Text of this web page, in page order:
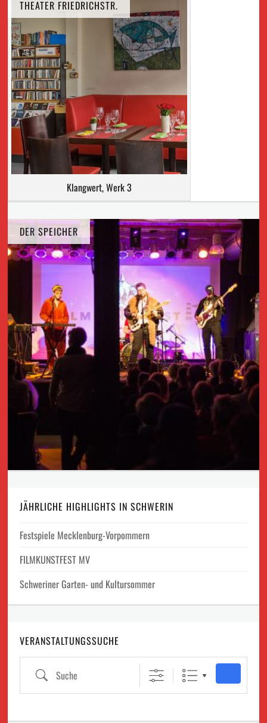
THEATER FRIEDRICHSTR.
Klangwert, Werk 3
DER SPEICHER
JÄHRLICHE HIGHLIGHTS IN SCHWERIN
Festspiele Mecklenburg-Vorpommern
FILMKUNSTFEST MV
Schweriner Garten- und Kultursommer
VERANSTALTUNGSSUCHE
Suche